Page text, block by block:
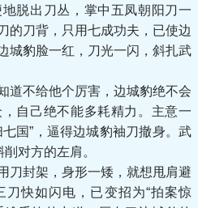
出刀丛，掌中五凤朝阳刀一
的刀背，只用七成功夫，已使边
城豹脸一红，刀光一闪，斜扎武
不给他个厉害，边城豹绝不会
自己绝不能多耗精力。主意一
国”，逼得边城豹袖刀撤身。武
对方的左肩。
封架，身形一矮，就想甩肩避
快如闪电，已变招为“拍案惊